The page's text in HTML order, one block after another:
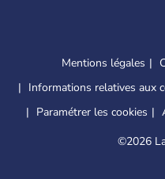
Mentions légales
Informations relatives aux
Paramétrer les cookies
©2026